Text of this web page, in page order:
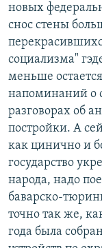
новых
снос стены
социализма"
меньше
напоминаний о
разговорах об
постройки. А
как цинично и
государство
народа, надо
баварско-
точно так же,
года была